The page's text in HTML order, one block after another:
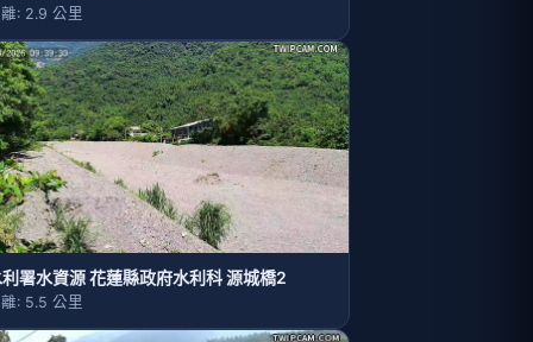
: 2.9 公里
署水資源 花蓮縣政府水利科 源城橋2
: 5.5 公里